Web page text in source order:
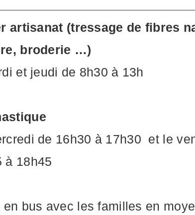
artisanat (tressage de fibres
broderie …)
et jeudi de 8h30 à 13h
de 16h30 à 17h30 et le
à 18h45
en bus avec les familles en